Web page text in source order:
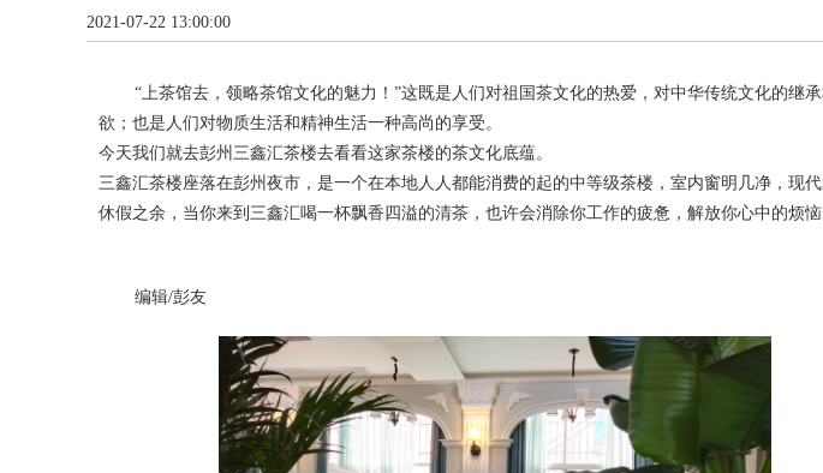
2021-07-22 13:00:00
“上茶馆去，领略茶馆文化的魅力！”这既是人们对祖国茶文化的热爱，对中华传统文化的继
欲；也是人们对物质生活和精神生活一种高尚的享受。
今天我们就去彭州三鑫汇茶楼去看看这家茶楼的茶文化底蕴。
三鑫汇茶楼座落在彭州夜市，是一个在本地人人都能消费的起的中等级茶楼，室内窗明几净，现代
休假之余，当你来到三鑫汇喝一杯飘香四溢的清茶，也许会消除你工作的疲惫，解放你心中的烦恼
编辑/彭友